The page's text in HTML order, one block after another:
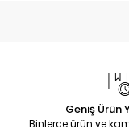
Geniş Ürün
Binlerce ürün ve